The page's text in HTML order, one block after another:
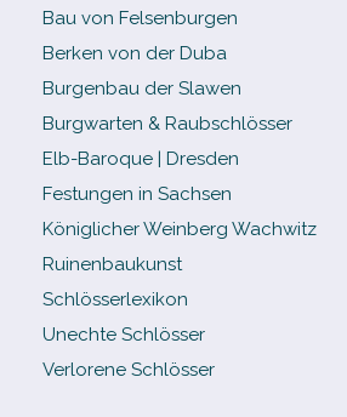
Bau von Felsenburgen
Berken von der Duba
Burgenbau der Slawen
Burgwarten & Raubschlösser
Elb-​Baroque | Dresden
Festungen in Sachsen
Königlicher Weinberg Wachwitz
Ruinenbaukunst
Schlösserlexikon
Unechte Schlösser
Verlorene Schlösser